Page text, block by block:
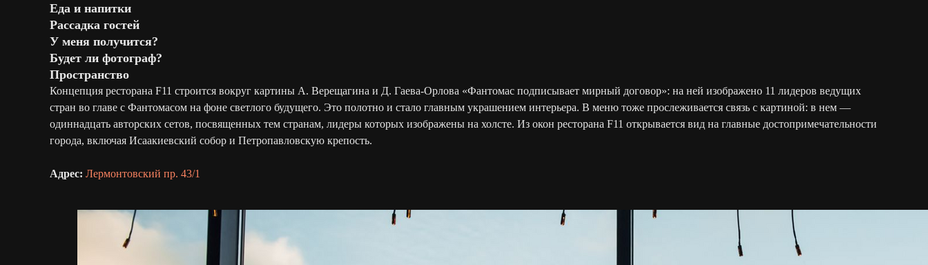
Еда и напитки
Рассадка гостей
У меня получится?
Будет ли фотограф?
Пространство
Концепция ресторана F11 строится вокруг картины А. Верещагина и Д. Гаева-Орлова «Фантомас подписывает мирный договор»: на ней изображено 11 лидеров ведущих
стран во главе с Фантомасом на фоне светлого будущего. Это полотно и стало главным украшением интерьера. В меню тоже прослеживается связь с картиной: в нем —
одиннадцать авторских сетов, посвященных тем странам, лидеры которых изображены на холсте. Из окон ресторана F11 открывается вид на главные достопримечательности
города, включая Исаакиевский собор и Петропавловскую крепость.
Адрес: Лермонтовский пр. 43/1